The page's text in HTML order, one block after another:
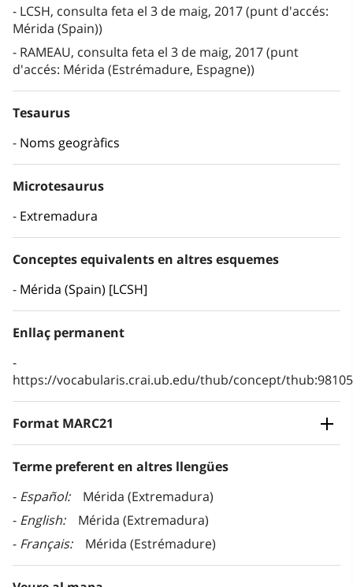
LCSH, consulta feta el 3 de maig, 2017 (punt d'accés:
Mérida (Spain))
RAMEAU, consulta feta el 3 de maig, 2017 (punt
d'accés: Mérida (Estrémadure, Espagne))
Tesaurus
Noms geogràfics
Microtesaurus
Extremadura
Conceptes equivalents en altres esquemes
Mérida (Spain) [LCSH]
Enllaç permanent
https://vocabularis.crai.ub.edu/thub/concept/
Format MARC21
Terme preferent en altres llengües
Español
Mérida (Extremadura)
English
Mérida (Extremadura)
Français
Mérida (Estrémadure)